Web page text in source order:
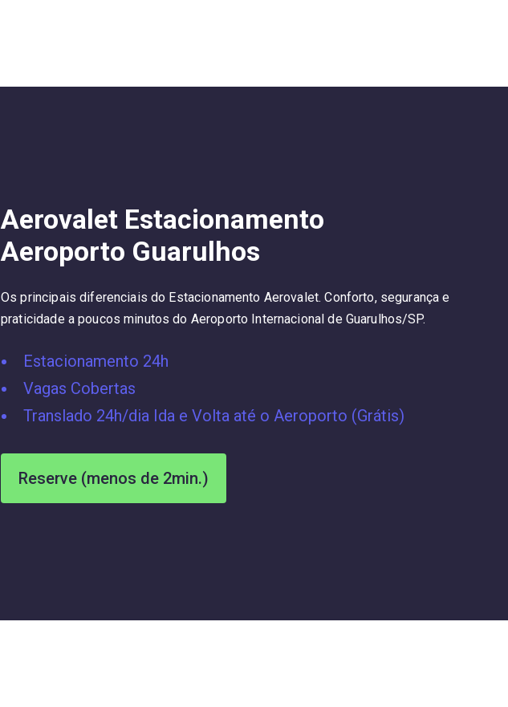
Aerovalet Estacionamento
Aeroporto Guarulhos
Os principais diferenciais do Estacionamento Aerovalet. Conforto, segurança e
praticidade a poucos minutos do Aeroporto Internacional de Guarulhos/SP.
Estacionamento 24h
Vagas Cobertas
Translado 24h/dia Ida e Volta até o Aeroporto (Grátis)
Reserve (menos de 2min.)